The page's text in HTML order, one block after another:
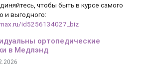
чтобы быть в курсе самого
и выгодного:
id5256134027_biz
ортопедические
в Медлэнд